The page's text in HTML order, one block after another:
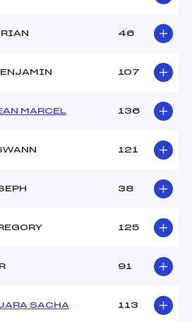
46
107
MARCEL 136
121
38
125
91
SACHA 113